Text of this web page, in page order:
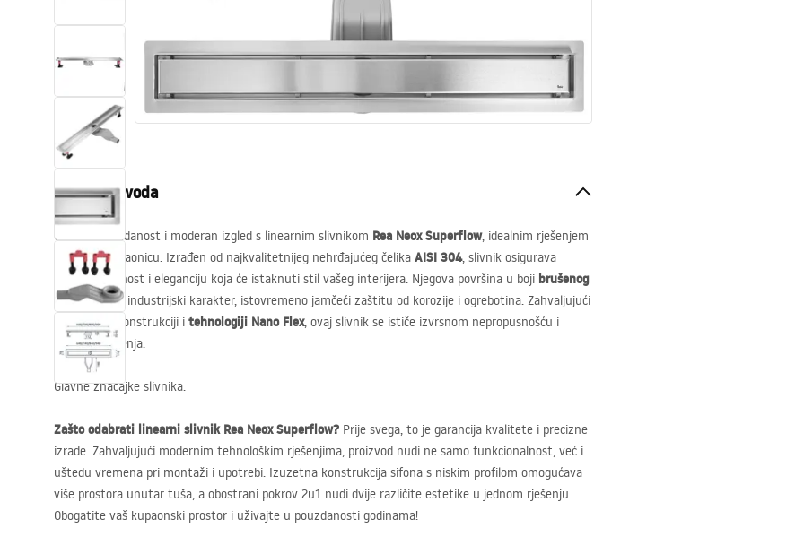
Tuševi
Kuhinja
Opis proizvoda
Otkrijte pouzdanost i moderan izgled s linearnim slivnikom Rea Neox Superflow, idealnim rješenjem
za svaku kupaonicu. Izrađen od najkvalitetnijeg nehrđajućeg čelika AISI 304, slivnik osigurava
iznimnu trajnost i eleganciju koja će istaknuti stil vašeg interijera. Njegova površina u boji brušenog
čelikadodaje industrijski karakter, istovremeno jamčeći zaštitu od korozije i ogrebotina. Zahvaljujući
inovativnoj konstrukciji i tehnologiji Nano Flex, ovaj slivnik se ističe izvrsnom nepropusnošću i
lakoćom čišćenja.
Glavne značajke slivnika:
Zašto odabrati linearni slivnik Rea Neox Superflow? Prije svega, to je garancija kvalitete i precizne
izrade. Zahvaljujući modernim tehnološkim rješenjima, proizvod nudi ne samo funkcionalnost, već i
uštedu vremena pri montaži i upotrebi. Izuzetna konstrukcija sifona s niskim profilom omogućava
više prostora unutar tuša, a obostrani pokrov 2u1 nudi dvije različite estetike u jednom rješenju.
Obogatite vaš kupaonski prostor i uživajte u pouzdanosti godinama!